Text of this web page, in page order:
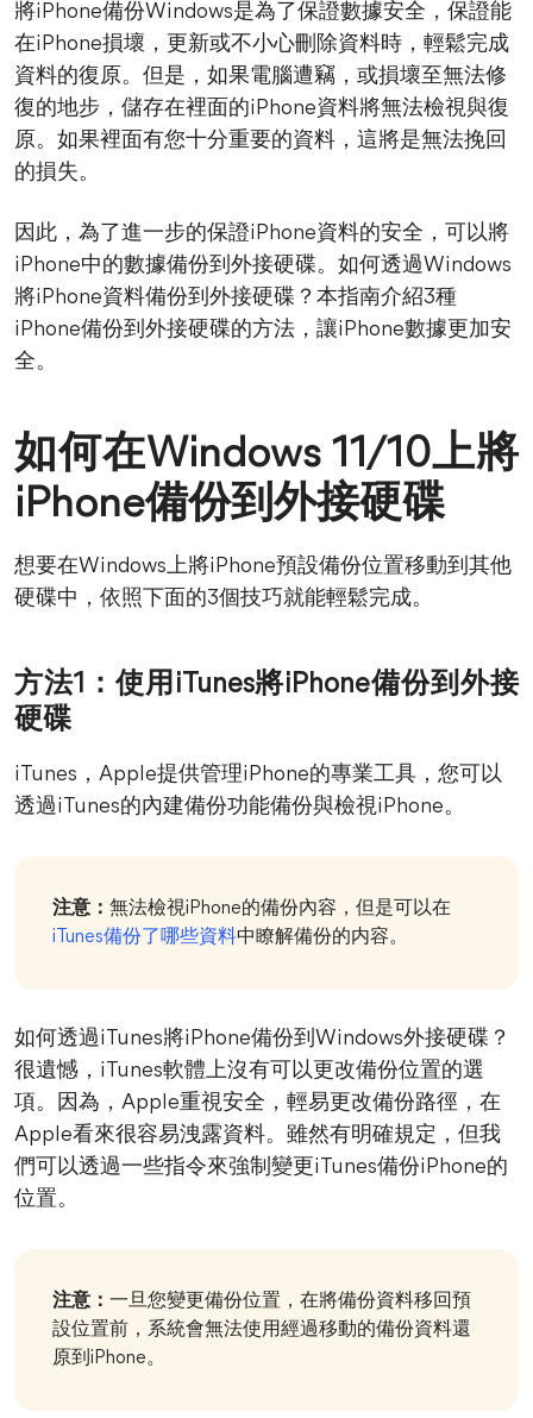
將iPhone備份Windows是為了保證數據安全，保證能
在iPhone損壞，更新或不小心刪除資料時，輕鬆完成
資料的復原。但是，如果電腦遭竊，或損壞至無法修
復的地步，儲存在裡面的iPhone資料將無法檢視與復
原。如果裡面有您十分重要的資料，這將是無法挽回
的損失。
因此，為了進一步的保證iPhone資料的安全，可以將
iPhone中的數據備份到外接硬碟。如何透過Windows
將iPhone資料備份到外接硬碟？本指南介紹3種
iPhone備份到外接硬碟的方法，讓iPhone數據更加安
全。
如何在Windows 11/10上將
iPhone備份到外接硬碟
想要在Windows上將iPhone預設備份位置移動到其他
硬碟中，依照下面的3個技巧就能輕鬆完成。
方法1：使用iTunes將iPhone備份到外接
硬碟
iTunes，Apple提供管理iPhone的專業工具，您可以
透過iTunes的內建備份功能備份與檢視iPhone。
注意： 無法檢視iPhone的備份內容，但是可以在
iTunes備份了哪些資料中瞭解備份的内容。
如何透過iTunes將iPhone備份到Windows外接硬碟？
很遺憾，iTunes軟體上沒有可以更改備份位置的選
項。因為，Apple重視安全，輕易更改備份路徑，在
Apple看來很容易洩露資料。雖然有明確規定，但我
們可以透過一些指令來強制變更iTunes備份iPhone的
位置。
注意： 一旦您變更備份位置，在將備份資料移回預
設位置前，系統會無法使用經過移動的備份資料還
原到iPhone。